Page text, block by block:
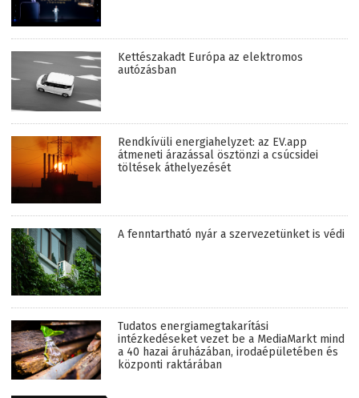
Kettészakadt Európa az elektromos
autózásban
Rendkívüli energiahelyzet: az EV.app
átmeneti árazással ösztönzi a csúcsidei
töltések áthelyezését
A fenntartható nyár a szervezetünket is védi
Tudatos energiamegtakarítási
intézkedéseket vezet be a MediaMarkt mind
a 40 hazai áruházában, irodaépületében és
központi raktárában